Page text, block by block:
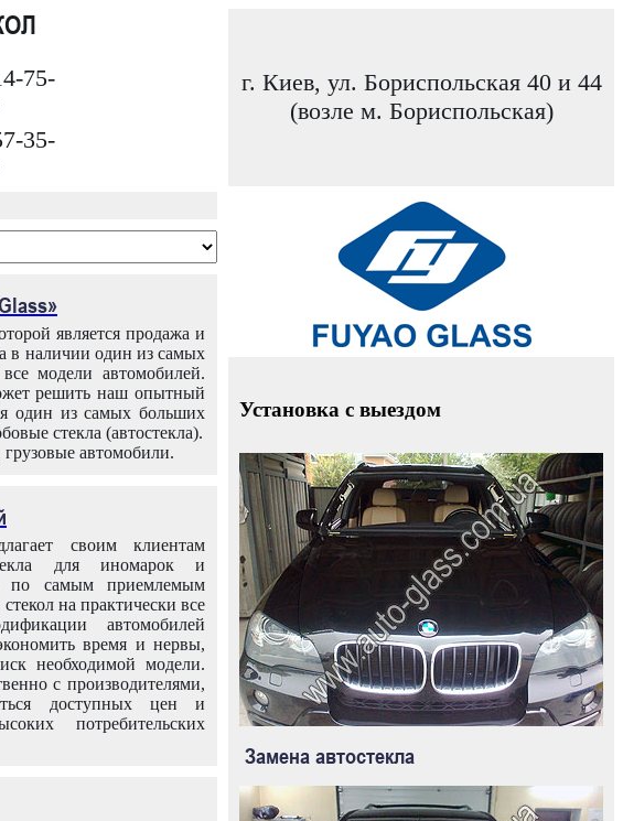
75-
35-
г. Киев, ул. Бориспольская 40 и 44
(возле м. Бориспольская)
является продажа и
в наличии один из самых
модели автомобилей.
решить наш опытный
один из самых больших
стекла (автостекла).
автомобили.
своим клиентам
для иномарок и
по самым приемлемым
на практически все
автомобилей
время и нервы,
необходимой модели.
с производителями,
доступных цен и
потребительских
Установка с выездом
Замена автостекла